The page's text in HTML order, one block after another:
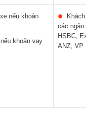
nếu khoản
khoản vay
các ngân
HSBC,
ANZ, VP